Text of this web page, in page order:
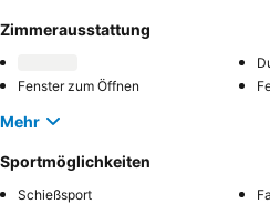
Zimmerausstattung
Fenster zum Öffnen
Mehr
Sportmöglichkeiten
Schießsport